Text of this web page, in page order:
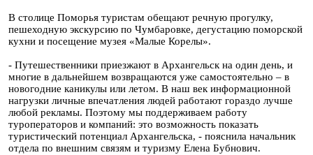
В столице Поморья туристам обещают речную прогулку,
пешеходную экскурсию по Чумбаровке, дегустацию поморской
кухни и посещение музея «Малые Корелы».
- Путешественники приезжают в Архангельск на один день, и
многие в дальнейшем возвращаются уже самостоятельно – в
новогодние каникулы или летом. В наш век информационной
нагрузки личные впечатления людей работают гораздо лучше
любой рекламы. Поэтому мы поддерживаем работу
туроператоров и компаний: это возможность показать
туристический потенциал Архангельска, - пояснила начальник
отдела по внешним связям и туризму Елена Бубнович.